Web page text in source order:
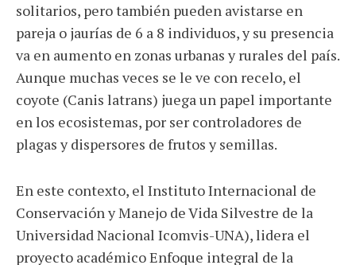
solitarios, pero también pueden avistarse en
pareja o jaurías de 6 a 8 individuos, y su presencia
va en aumento en zonas urbanas y rurales del país.
Aunque muchas veces se le ve con recelo, el
coyote (Canis latrans) juega un papel importante
en los ecosistemas, por ser controladores de
plagas y dispersores de frutos y semillas.
En este contexto, el Instituto Internacional de
Conservación y Manejo de Vida Silvestre de la
Universidad Nacional Icomvis-UNA), lidera el
proyecto académico Enfoque integral de la